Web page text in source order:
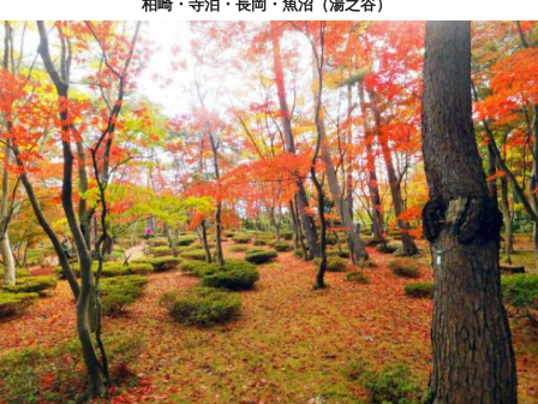
柏崎・寺泊・長岡・魚沼（湯之谷）